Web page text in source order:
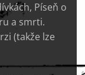
Píseň o
a smrti.
(takže lze